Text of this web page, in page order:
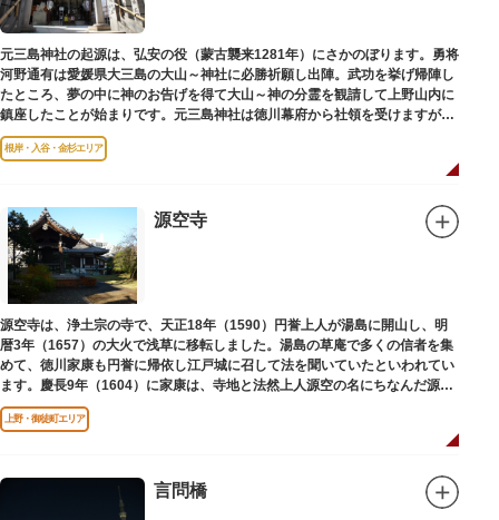
元三島神社の起源は、弘安の役（蒙古襲来1281年）にさかのぼります。勇将
河野通有は愛媛県大三島の大山～神社に必勝祈願し出陣。武功を挙げ帰陣し
たところ、夢の中に神のお告げを得て大山～神の分霊を観請して上野山内に
鎮座したことが始まりです。元三島神社は徳川幕府から社領を受けますが、
御用地となったために上野から浅草へ移転し、現在の地に至ります。
根岸・入谷・金杉エリア
源空寺
源空寺は、浄土宗の寺で、天正18年（1590）円誉上人が湯島に開山し、明
暦3年（1657）の大火で浅草に移転しました。湯島の草庵で多くの信者を集
めて、徳川家康も円誉に帰依し江戸城に召して法を聞いていたといわれてい
ます。慶長9年（1604）に家康は、寺地と法然上人源空の名にちなんだ源空
寺の号を円誉に与えました。
上野・御徒町エリア
言問橋